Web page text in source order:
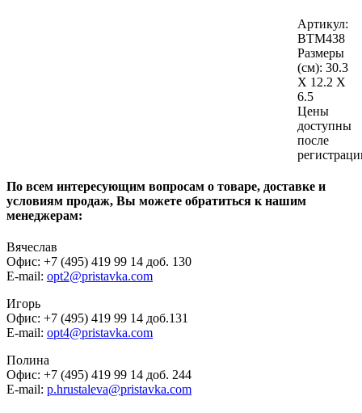
Артикул:
BTM438
Размеры
(см): 30.3
X 12.2 X
6.5
Цены
доступны
после
По всем интересующим вопросам о товаре, доставке и
условиям продаж, Вы можете обратиться к нашим
менеджерам:
Вячеслав
Офис: +7 (495) 419 99 14 доб. 130
E-mail: opt2@pristavka.com
Игорь
Офис: +7 (495) 419 99 14 доб.131
E-mail: opt4@pristavka.com
Полина
Офис: +7 (495) 419 99 14 доб. 244
E-mail: p.hrustaleva@pristavka.com